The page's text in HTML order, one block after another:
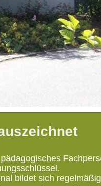
bildet sich